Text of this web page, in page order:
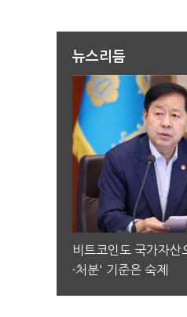
뉴스리듬
비트코인도 국가자
·처분' 기준은 숙제